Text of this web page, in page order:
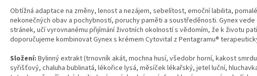
Obtížná adaptace na změny, lenost a nezájem, sebelítost, emoční labilita,
nekonečných obav a pochybností, poruchy paměti a soustředěnosti. Gynex
stránek, učí vyrovnanému přijímání životních okolností s vědomím, že k životu
doporučujeme kombinovat Gynex s krémem Cytovital z Pentagramu®
Složení: Bylinný extrakt (trnovník akát, mochna husí, všedobr horní, kakost
syřišťový, chaluha bublinatá, lékořice lysá, měsíček lékařský, jetel luční,